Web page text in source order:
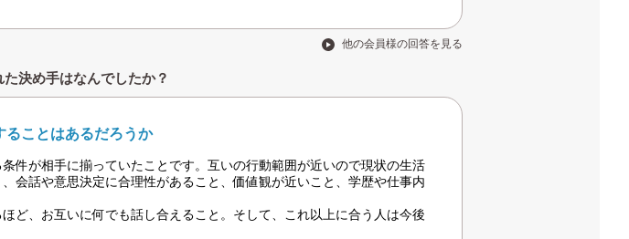
他の会員様の回答を見る
決め手はなんでしたか？
ることはあるだろうか
件が相手に揃っていたことです。互いの行動範囲が近いので現状の生活
会話や意思決定に合理性があること、価値観が近いこと、学歴や仕事内
ど、お互いに何でも話し合えること。そして、これ以上に合う人は今後